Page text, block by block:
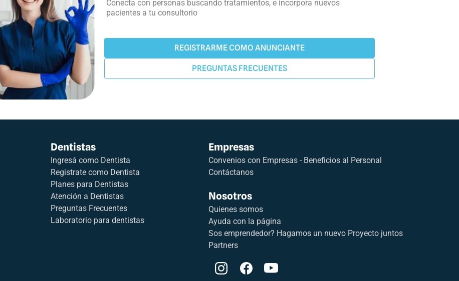
Conecta con personas buscando tratamientos, e incorpora nuevos
pacientes a tu consultorio
REGISTRARME COMO ANUNCIANTE
PREGUNTAS FRECUENTES
Dentistas
Ingresá como Dentista
Registrate como Dentista
Planes para Dentistas
Atención a Dentistas
Preguntas Frecuentes
Laboratorio para dentistas
Empresas
Convenios con Empresas - Beneficios al Personal
Contáctanos
Nosotros
Quienes somos
Ayuda con la página
Sos emprendedor? Hagamos un nuevo Proyecto juntos
Partners